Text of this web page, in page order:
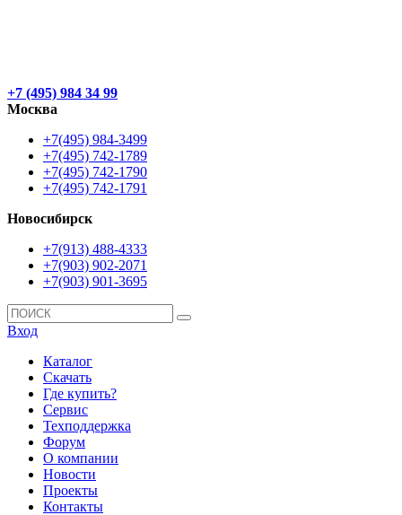
+7 (495) 984 34 99
Москва
+7(495) 984-3499
+7(495) 742-1789
+7(495) 742-1790
+7(495) 742-1791
Новосибирск
+7(913) 488-4333
+7(903) 902-2071
+7(903) 901-3695
Вход
Каталог
Скачать
Где купить?
Сервис
Техподдержка
Форум
О компании
Новости
Проекты
Контакты